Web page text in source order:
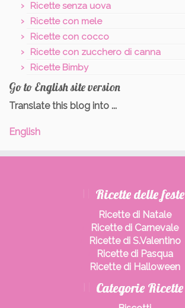
Ricette senza uova
Ricette con mele
Ricette con cocco
Ricette con zucchero di canna
Ricette Bimby
Go to English site version
Translate this blog into ...
English
Ricette delle feste
Ricette di Natale
Ricette di Carnevale
Ricette di S.Valentino
Ricette di Pasqua
Ricette di Halloween
Categorie Ricette